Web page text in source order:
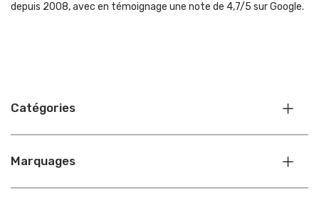
depuis 2008, avec en témoignage une note de 4,7/5 sur Google.
Catégories
Marquages